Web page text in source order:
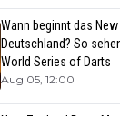
Wann beginnt das
Deutschland? So
World Series of Darts
Aug 05, 12:00